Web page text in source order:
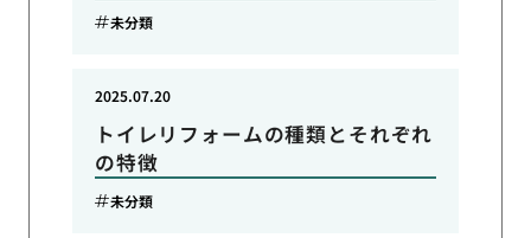
未分類
トイレリフォームの種類とそれぞれ
の特徴
2025.07.20
未分類